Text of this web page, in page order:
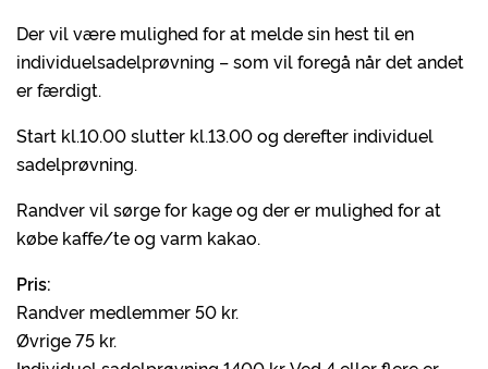
Der vil være mulighed for at melde sin hest til en
individuelsadelprøvning – som vil foregå når det andet
er færdigt.
Start kl.10.00 slutter kl.13.00 og derefter individuel
sadelprøvning.
Randver vil sørge for kage og der er mulighed for at
købe kaffe/te og varm kakao.
Pris:
Randver medlemmer 50 kr.
Øvrige 75 kr.